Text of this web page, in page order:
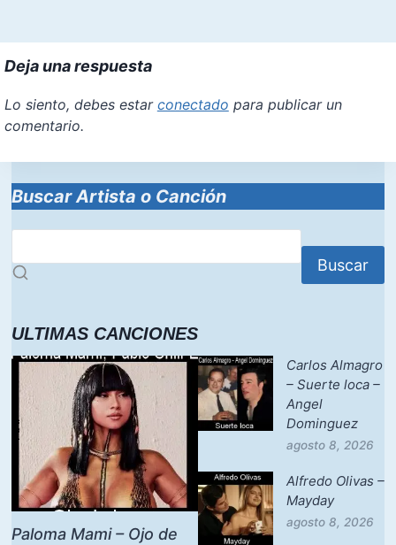
Deja una respuesta
Lo siento, debes estar conectado para publicar un
comentario.
Buscar Artista o Canción
Buscar
ULTIMAS CANCIONES
Paloma Mami – Ojo de
Carlos Almagro
– Suerte loca –
Angel
Dominguez
agosto 8, 2026
Alfredo Olivas –
Mayday
agosto 8, 2026